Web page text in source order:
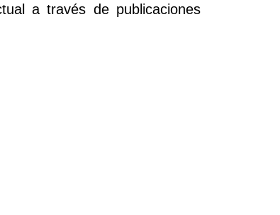
a través de publicaciones